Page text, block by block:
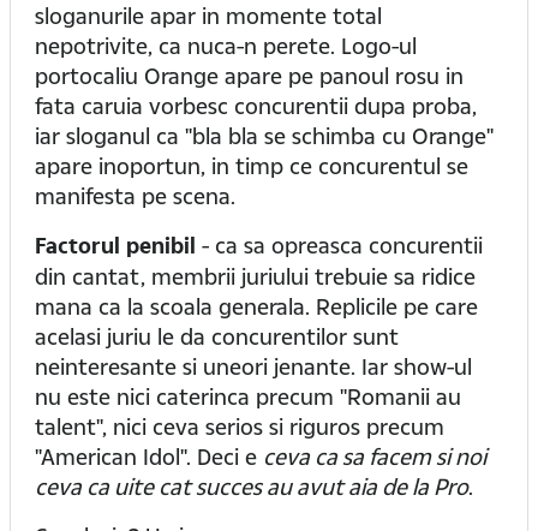
sloganurile apar in momente total
nepotrivite, ca nuca-n perete. Logo-ul
portocaliu Orange apare pe panoul rosu in
fata caruia vorbesc concurentii dupa proba,
iar sloganul ca "bla bla se schimba cu Orange"
apare inoportun, in timp ce concurentul se
manifesta pe scena.
Factorul penibil - ca sa opreasca concurentii
din cantat, membrii juriului trebuie sa ridice
mana ca la scoala generala. Replicile pe care
acelasi juriu le da concurentilor sunt
neinteresante si uneori jenante. Iar show-ul
nu este nici caterinca precum "Romanii au
talent", nici ceva serios si riguros precum
"American Idol". Deci e ceva ca sa facem si noi
ceva ca uite cat succes au avut aia de la Pro.